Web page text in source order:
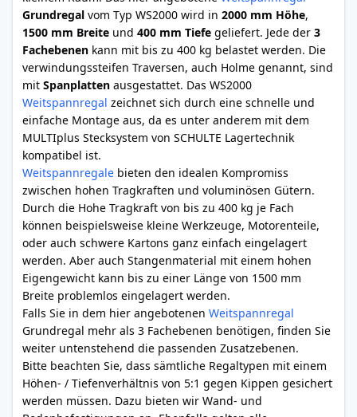
Grundregal vom Typ WS2000 wird in 2000 mm Höhe,
1500 mm Breite und 400 mm Tiefe geliefert. Jede der 3
Fachebenen kann mit bis zu 400 kg belastet werden. Die
verwindungssteifen Traversen, auch Holme genannt, sind
mit Spanplatten ausgestattet. Das WS2000
Weitspannregal zeichnet sich durch eine schnelle und
einfache Montage aus, da es unter anderem mit dem
MULTIplus Stecksystem von SCHULTE Lagertechnik
kompatibel ist.
Weitspannregale bieten den idealen Kompromiss
zwischen hohen Tragkraften und voluminösen Gütern.
Durch die Hohe Tragkraft von bis zu 400 kg je Fach
können beispielsweise kleine Werkzeuge, Motorenteile,
oder auch schwere Kartons ganz einfach eingelagert
werden. Aber auch Stangenmaterial mit einem hohen
Eigengewicht kann bis zu einer Länge von 1500 mm
Breite problemlos eingelagert werden.
Falls Sie in dem hier angebotenen Weitspannregal
Grundregal mehr als 3 Fachebenen benötigen, finden Sie
weiter untenstehend die passenden Zusatzebenen.
Bitte beachten Sie, dass sämtliche Regaltypen mit einem
Höhen- / Tiefenverhältnis von 5:1 gegen Kippen gesichert
werden müssen. Dazu bieten wir Wand- und